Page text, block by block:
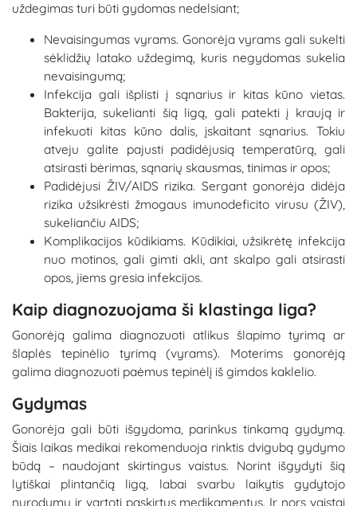
uždegimas turi būti gydomas nedelsiant;
Nevaisingumas vyrams. Gonorėja vyrams gali sukelti
sėklidžių latako uždegimą, kuris negydomas sukelia
nevaisingumą;
Infekcija gali išplisti į sąnarius ir kitas kūno vietas.
Bakterija, sukelianti šią ligą, gali patekti į kraują ir
infekuoti kitas kūno dalis, įskaitant sąnarius. Tokiu
atveju galite pajusti padidėjusią temperatūrą, gali
atsirasti bėrimas, sąnarių skausmas, tinimas ir opos;
Padidėjusi ŽIV/AIDS rizika. Sergant gonorėja didėja
rizika užsikrėsti žmogaus imunodeficito virusu (ŽIV),
sukeliančiu AIDS;
Komplikacijos kūdikiams. Kūdikiai, užsikrėtę infekcija
nuo motinos, gali gimti akli, ant skalpo gali atsirasti
opos, jiems gresia infekcijos.
Kaip diagnozuojama ši klastinga liga?
Gonorėją galima diagnozuoti atlikus šlapimo tyrimą ar
šlaplės tepinėlio tyrimą (vyrams). Moterims gonorėją
galima diagnozuoti paėmus tepinėlį iš gimdos kaklelio.
Gydymas
Gonorėja gali būti išgydoma, parinkus tinkamą gydymą.
Šiais laikas medikai rekomenduoja rinktis dvigubą gydymo
būdą – naudojant skirtingus vaistus. Norint išgydyti šią
lytiškai plintančią ligą, labai svarbu laikytis gydytojo
nurodymų ir vartoti paskirtus medikamentus. Ir nors vaistai